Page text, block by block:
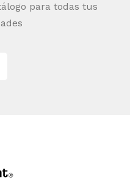
para todas tus